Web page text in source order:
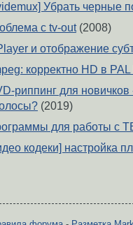
Убрать черные
с tv-out(2008)
и отображение
корректно HD в
риппинг для новичков
(2019)
для работы с
кодеки] настройка